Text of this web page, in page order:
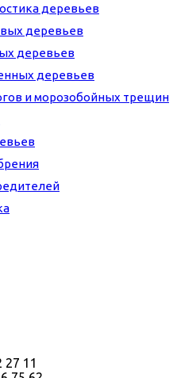
деревьев
деревьев
деревьев
деревьев
и морозобойных трещин
27 11